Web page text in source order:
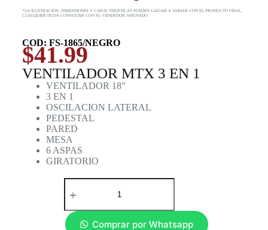
*LA ILUSTRACIÓN, DIMENSIONES Y CARACTERISTICAS PUEDEN LLEGAR A VARIAR CON EL PRODUCTO FINAL,
CUALQUIER DUDA CONSULTAR CON SU VENDEDOR ASIGNADO
COD: FS-1865/NEGRO
$41.99
VENTILADOR MTX 3 EN 1
VENTILADOR 18″
3 EN 1
OSCILACION LATERAL
PEDESTAL
PARED
MESA
6 ASPAS
GIRATORIO
Comprar por Whatsapp